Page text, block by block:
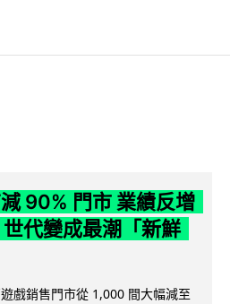
90% 門市 業績反增
代變成最潮「新鮮
戲銷售門市從 1,000 間大幅減至